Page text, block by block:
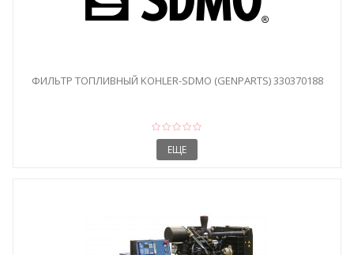
ФИЛЬТР ТОПЛИВНЫЙ KOHLER-SDMO (GENPARTS) 330370188
ЕЩЕ